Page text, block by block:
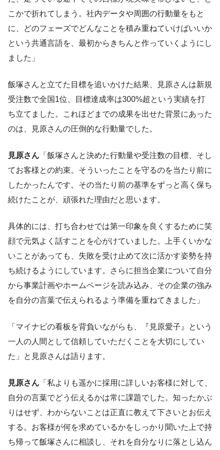
こかで折れてしまう。社内データや周囲の行動量をもと
に、どのフェーズでどんなことを積み重ねていけばいいか
という共通言語を、最初からきちんと作っていくようにし
ました」
飯塚さんと立てた目標を追いかけた結果、見原さんは新規
受注数で全国1位、目標達成率は300%超という実績を打
ち立てました。これほどまでの成果を出せた背景にあった
のは、見原さんの圧倒的な行動量でした。
見原さん 「飯塚さんと決めた行動量や受注数の目標、そし
てお客様との約束。そういったことを守るのを当たり前に
したかったんです。その当たり前の基準をずっと高く保ち
続けたことが、頑張れた理由だと思います。
具体的には、打ち合わせでは第一印象を良くするために笑
顔で元気よく話すことを心がけていました。上手くいかな
いことがあっても、失敗を受け止めて次に活かす姿勢を持
ち続けるようにしています。さらに担当企業について自分
から事業計画やホームページを読み込み、その企業の強み
を自分の言葉で伝えられるよう準備を重ねてきました」
「マイナビの看板を背負いながらも、『見原愛子』という
一人の人間として信頼していただくことを大切にしてい
た」と見原さんは語ります。
見原さん 「私よりも遥かに採用に詳しいお客様に対して、
自分の言葉でどう伝えるかは常に課題でした。知ったかぶ
りはせず、わからないことは正直に教えて下さいとお伝え
する。お客様が何を求めているかをしっかり聞いた上で持
ち帰って飯塚さんに相談し、それを自分なりに落とし込ん